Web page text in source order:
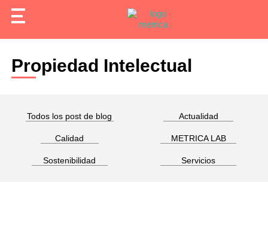
Propiedad Intelectual
Todos los post de blog Actualidad
Calidad METRICA LAB
Sostenibilidad Servicios